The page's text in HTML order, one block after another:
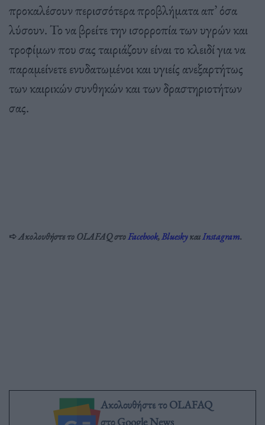
προκαλέσουν περισσότερα προβλήματα απ’ όσα
λύσουν. Το να βρείτε την ισορροπία των υγρών και
τροφίμων που σας ταιριάζουν είναι το κλειδί για να
παραμείνετε ενυδατωμένοι και υγιείς ανεξαρτήτως
των καιρικών συνθηκών και των δραστηριοτήτων
σας.
➪Ακολουθήστε το OLAFAQ στοFacebook,BlueskyκαιInstagram.
Ακολουθήστε το OLAFAQ
στο Google News